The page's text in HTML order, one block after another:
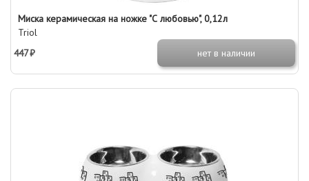
Миска керамическая на ножке "С любовью", 0,12л
Triol
447 ₽
нет в наличии